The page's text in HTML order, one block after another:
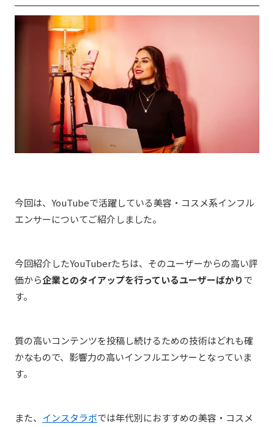
今回は、YouTubeで活躍している美容・コスメ系インフル
エンサーについてご紹介しました。
今回紹介したYouTuberたちは、そのユーザーからの高い評
価から企業とのタイアップを行っているユーザーばかりで
す。
質の高いコンテンツを投稿し続けるための技術はどれも確
かなもので、影響力の高いインフルエンサーとなっていま
す。
また、 インスタラボでは年代別におすすめの美容・コスメ